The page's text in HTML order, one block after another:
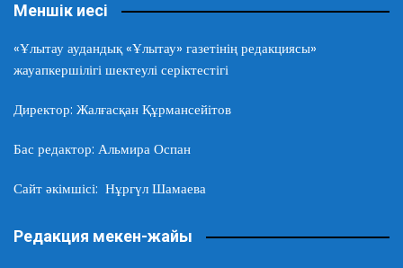
Меншік иесі
«Ұлытау аудандық «Ұлытау» газетінің редакциясы»
жауапкершілігі шектеулі серіктестігі
Директор: Жалғасқан Құрмансейітов
Бас редактор: Альмира Оспан
Сайт әкімшісі: Нұргүл Шамаева
Редакция мекен-жайы